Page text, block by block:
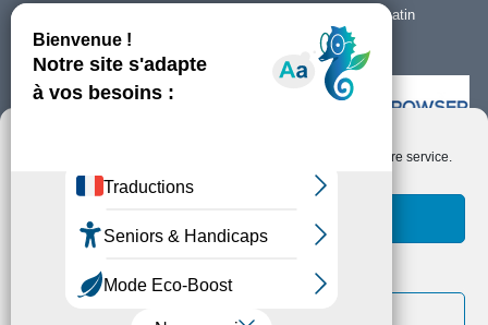
Nous utilisons des cookies pour optimiser notre site web et notre service.
Voir les préférences
Fermeture le jeudi matin
Nous contacter
Installer Ability Browser
Qu’est ce que Ability Browser ?
Copyright © Ouistreham Riva-Bella - 2026 -
la vie privée/RGPD -
Plan du Site